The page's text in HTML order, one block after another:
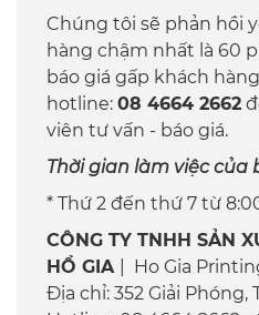
Chúng tôi sẽ phản hồi
hàng chậm nhất là 60
báo giá gấp khách
hotline: 08 4664 2662
viên tư vấn - báo giá.
Thời gian làm việc của
* Thứ 2 đến thứ 7 từ
CÔNG TY TNHH SẢN
HỒ GIA
| Ho Gia
Địa chỉ: 352 Giải Phóng,